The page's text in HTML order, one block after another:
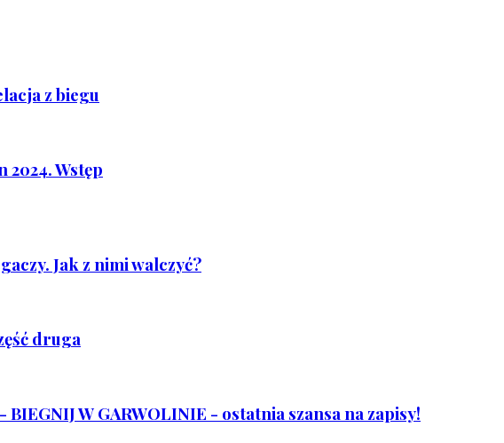
z biegu
2024. Wstęp
Jak z nimi walczyć?
druga
BIEGNIJ W GARWOLINIE - ostatnia szansa na zapisy!